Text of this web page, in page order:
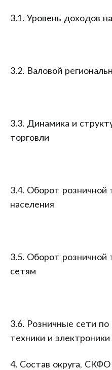
3.1. Уровень доходов
3.2. Валовой
3.3. Динамика и
торговли
3.4. Оборот розничной
населения
3.5. Оборот розничной
сетям
3.6. Розничные сети
техники и
4. Состав округа, СКФО